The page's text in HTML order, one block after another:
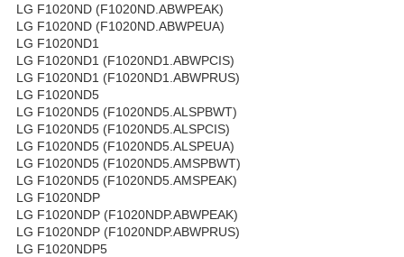
LG F1020ND (F1020ND.ABWPEAK)
LG F1020ND (F1020ND.ABWPEUA)
LG F1020ND1
LG F1020ND1 (F1020ND1.ABWPCIS)
LG F1020ND1 (F1020ND1.ABWPRUS)
LG F1020ND5
LG F1020ND5 (F1020ND5.ALSPBWT)
LG F1020ND5 (F1020ND5.ALSPCIS)
LG F1020ND5 (F1020ND5.ALSPEUA)
LG F1020ND5 (F1020ND5.AMSPBWT)
LG F1020ND5 (F1020ND5.AMSPEAK)
LG F1020NDP
LG F1020NDP (F1020NDP.ABWPEAK)
LG F1020NDP (F1020NDP.ABWPRUS)
LG F1020NDP5